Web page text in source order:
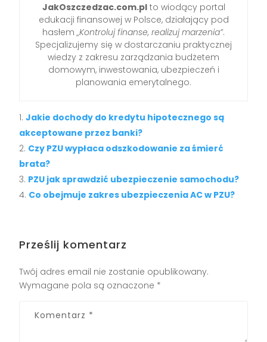
JakOszczedzac.com.plto wiodący portal
edukacji finansowej w Polsce, działający pod
hasłem „Kontroluj finanse, realizuj marzenia”.
Specjalizujemy się w dostarczaniu praktycznej
wiedzy z zakresu zarządzania budżetem
domowym, inwestowania, ubezpieczeń i
planowania emerytalnego.
Jakie dochody do kredytu hipotecznego są
akceptowane przez banki?
Czy PZU wypłaca odszkodowanie za śmierć
brata?
PZU jak sprawdzić ubezpieczenie samochodu?
Co obejmuje zakres ubezpieczenia AC w PZU?
Prześlij komentarz
Twój adres email nie zostanie opublikowany.
Wymagane pola są oznaczone *